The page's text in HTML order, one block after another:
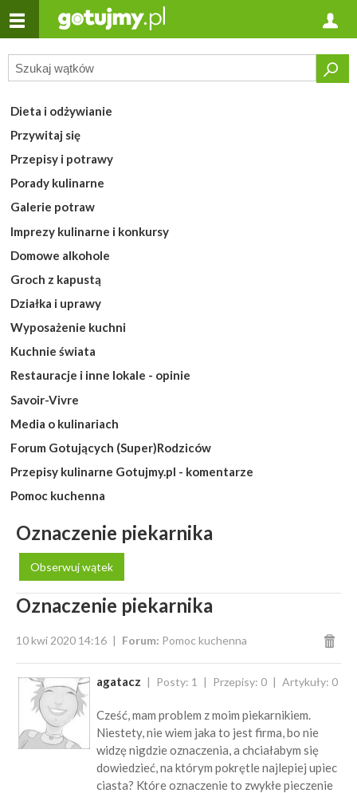
Dieta i odżywianie
Przywitaj się
Przepisy i potrawy
Porady kulinarne
Galerie potraw
Imprezy kulinarne i konkursy
Domowe alkohole
Groch z kapustą
Działka i uprawy
Wyposażenie kuchni
Kuchnie świata
Restauracje i inne lokale - opinie
Savoir-Vivre
Media o kulinariach
Forum Gotujących (Super)Rodziców
Przepisy kulinarne Gotujmy.pl - komentarze
Pomoc kuchenna
Oznaczenie piekarnika
Obserwuj wątek
Oznaczenie piekarnika
10 kwi 2020 14:16 Forum: Pomoc kuchenna
agatacz Posty: 1 Przepisy: 0 Artykuły: 0
Cześć, mam problem z moim piekarnikiem.
Niestety, nie wiem jaka to jest firma, bo nie
widzę nigdzie oznaczenia, a chciałabym się
dowiedzieć, na którym pokrętle najlepiej upiec
ciasta? Które oznaczenie to zwykłe pieczenie